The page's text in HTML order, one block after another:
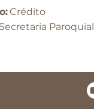
Secretaria Paroquial
Crédito